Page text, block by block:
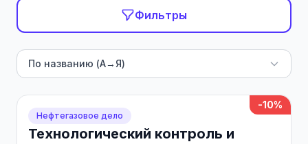
Фильтры
По названию (А→Я)
-10%
Нефтегазовое дело
Технологический контроль и